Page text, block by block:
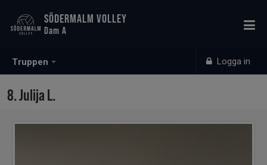
Truppen Logga in
SÖDERMALM VOLLEY
Dam A
8. Julija L.